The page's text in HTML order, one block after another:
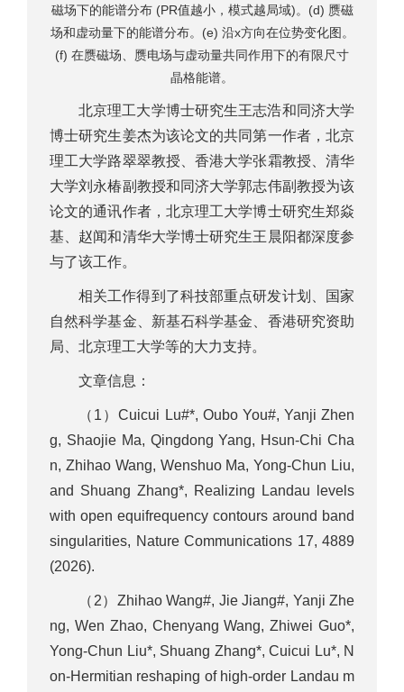
磁场下的能谱分布 (PR值越小，模式越局域)。(d) 赝磁
场和虚动量下的能谱分布。(e) 沿x方向在位势变化图。
(f) 在赝磁场、赝电场与虚动量共同作用下的有限尺寸
晶格能谱。
北京理工大学博士研究生王志浩和同济大学
博士研究生姜杰为该论文的共同第一作者，北京
理工大学路翠翠教授、香港大学张霜教授、清华
大学刘永椿副教授和同济大学郭志伟副教授为该
论文的通讯作者，北京理工大学博士研究生郑焱
基、赵闻和清华大学博士研究生王晨阳都深度参
与了该工作。
相关工作得到了科技部重点研发计划、国家
自然科学基金、新基石科学基金、香港研究资助
局、北京理工大学等的大力支持。
文章信息：
（1）Cuicui Lu#*, Oubo You#, Yanji Zhen
g, Shaojie Ma, Qingdong Yang, Hsun-Chi Cha
n, Zhihao Wang, Wenshuo Ma, Yong-Chun Liu,
and Shuang Zhang*, Realizing Landau levels
with open equifrequency contours around band
singularities, Nature Communications 17, 4889
(2026).
（2）Zhihao Wang#, Jie Jiang#, Yanji Zhe
ng, Wen Zhao, Chenyang Wang, Zhiwei Guo*,
Yong-Chun Liu*, Shuang Zhang*, Cuicui Lu*, N
on-Hermitian reshaping of high-order Landau m